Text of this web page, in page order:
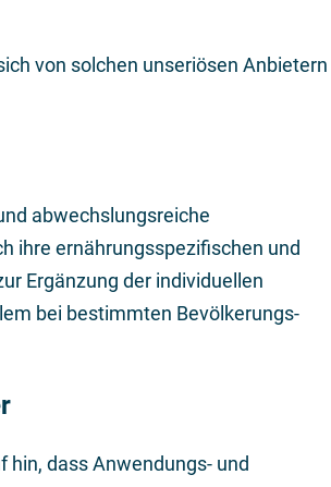
von solchen unseriösen Anbietern
abwechslungsreiche
ihre ernährungsspezifischen und
Ergänzung der individuellen
bei bestimmten Bevölkerungs-
dass Anwendungs- und